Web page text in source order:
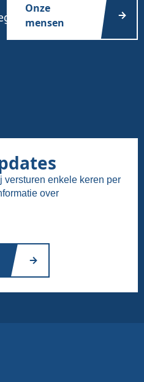
Onze
mensen
versturen enkele keren per
over